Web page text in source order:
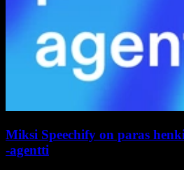
Miksi Speechify on paras
-agentti